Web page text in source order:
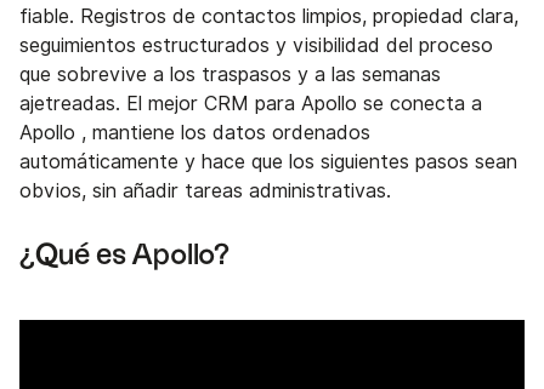
fiable. Registros de contactos limpios, propiedad clara,
seguimientos estructurados y visibilidad del proceso
que sobrevive a los traspasos y a las semanas
ajetreadas. El mejor CRM para Apollo se conecta a
Apollo , mantiene los datos ordenados
automáticamente y hace que los siguientes pasos sean
obvios, sin añadir tareas administrativas.
¿Qué es Apollo?